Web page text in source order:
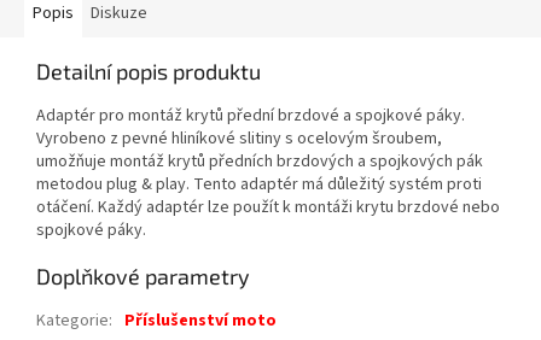
Popis Diskuze
Detailní popis produktu
Adaptér pro montáž krytů přední brzdové a spojkové páky.
Vyrobeno z pevné hliníkové slitiny s ocelovým šroubem,
umožňuje montáž krytů předních brzdových a spojkových pák
metodou plug & play. Tento adaptér má důležitý systém proti
otáčení. Každý adaptér lze použít k montáži krytu brzdové nebo
spojkové páky.
Doplňkové parametry
Kategorie: Příslušenství moto